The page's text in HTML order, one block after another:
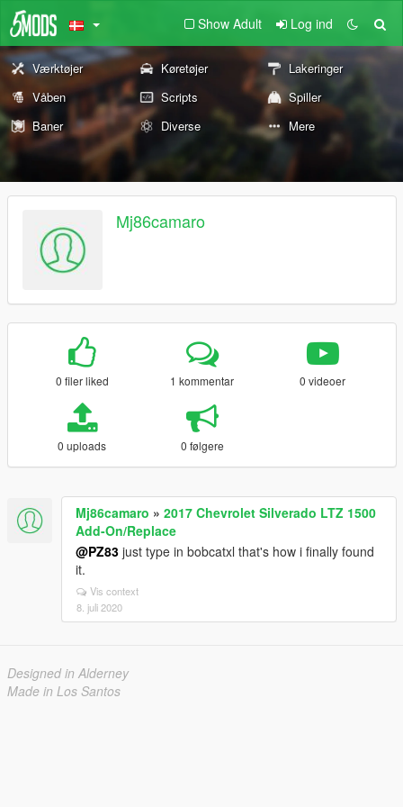
Show Adult Log ind
Værktøjer Køretøjer
Lakeringer
Våben
Scripts
Spiller
Baner
Diverse Mere
Mj86camaro
0 filer liked 1 kommentar 0 videoer
0 uploads 0 følgere
Mj86camaro » 2017 Chevrolet Silverado LTZ 1500
Add-On/Replace
@PZ83 just type in bobcatxl that's how i finally found
it.
Vis context
8. juli 2020
Designed in Alderney
Made in Los Santos